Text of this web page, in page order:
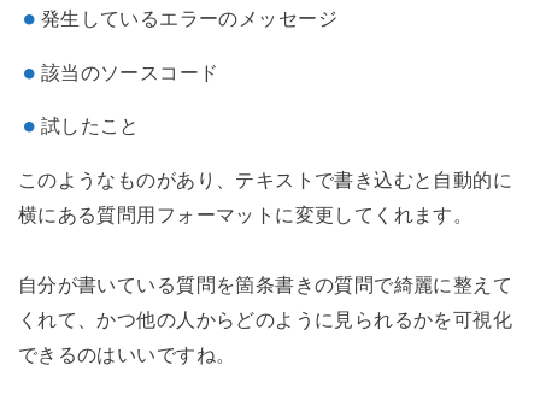
発生しているエラーのメッセージ
該当のソースコード
試したこと
このようなものがあり、テキストで書き込むと自動的に
横にある質問用フォーマットに変更してくれます。
自分が書いている質問を箇条書きの質問で綺麗に整えて
くれて、かつ他の人からどのように見られるかを可視化
できるのはいいですね。